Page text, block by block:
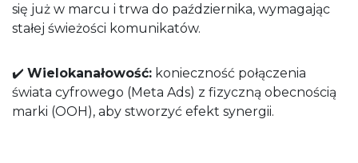
się już w marcu i trwa do października, wymagając
stałej świeżości komunikatów.
✔️ Wielokanałowość: konieczność połączenia
świata cyfrowego (Meta Ads) z fizyczną obecnością
marki (OOH), aby stworzyć efekt synergii.